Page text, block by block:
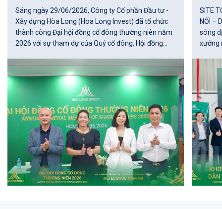
Sáng ngày 29/06/2026, Công ty Cổ phần Đầu tư -
Xây dựng Hòa Long (Hoa Long Invest) đã tổ chức
thành công Đại hội đồng cổ đông thường niên năm
2026 với sự tham dự của Quý cổ đông, Hội đồng
khách mời.
SITE
NỐI – DẪN
sóng
xưởng